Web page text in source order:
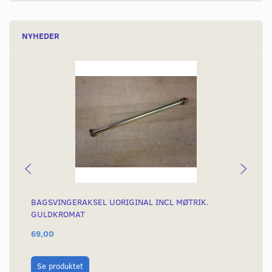
NYHEDER
BAGSVINGERAKSEL UORIGINAL INCL MØTRIK.
GULDKROMAT
69,00
Se produktet